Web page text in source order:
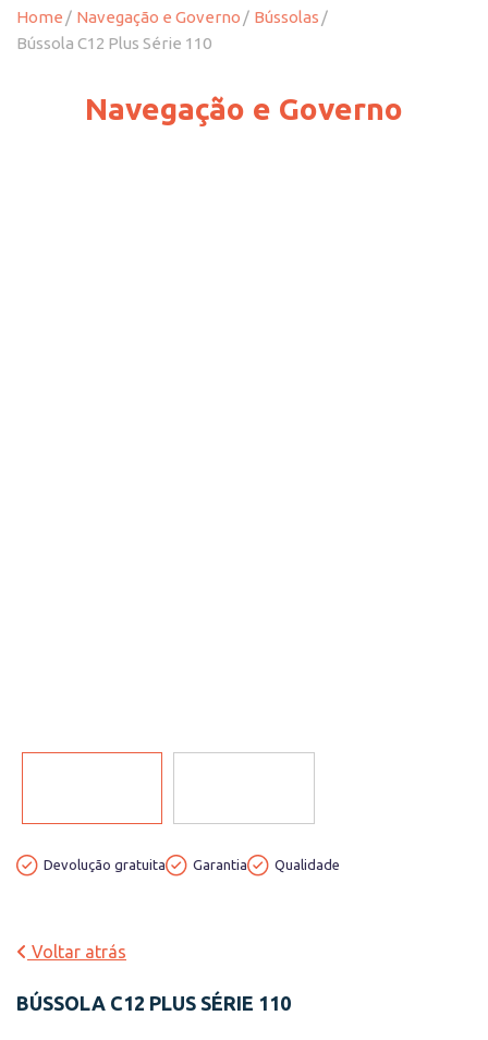
Home Navegação e Governo
Bússolas
Bússola C12 Plus Série 110
Navegação e Governo
Devolução gratuita Garantia Qualidade
Voltar atrás
BÚSSOLA C12 PLUS SÉRIE 110